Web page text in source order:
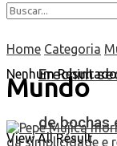
Erechim
de bochas
Nenhum Resultado
View All Result
Home Categoria
Mundo